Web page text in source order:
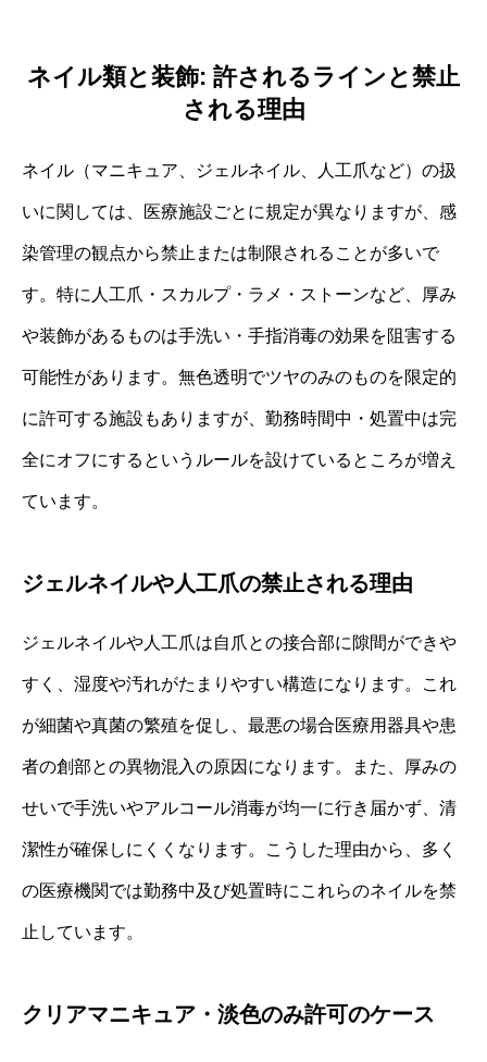
ネイル類と装飾: 許されるラインと禁止
される理由
ネイル（マニキュア、ジェルネイル、人工爪など）の扱
いに関しては、医療施設ごとに規定が異なりますが、感
染管理の観点から禁止または制限されることが多いで
す。特に人工爪・スカルプ・ラメ・ストーンなど、厚み
や装飾があるものは手洗い・手指消毒の効果を阻害する
可能性があります。無色透明でツヤのみのものを限定的
に許可する施設もありますが、勤務時間中・処置中は完
全にオフにするというルールを設けているところが増え
ています。
ジェルネイルや人工爪の禁止される理由
ジェルネイルや人工爪は自爪との接合部に隙間ができや
すく、湿度や汚れがたまりやすい構造になります。これ
が細菌や真菌の繁殖を促し、最悪の場合医療用器具や患
者の創部との異物混入の原因になります。また、厚みの
せいで手洗いやアルコール消毒が均一に行き届かず、清
潔性が確保しにくくなります。こうした理由から、多く
の医療機関では勤務中及び処置時にこれらのネイルを禁
止しています。
クリアマニキュア・淡色のみ許可のケース